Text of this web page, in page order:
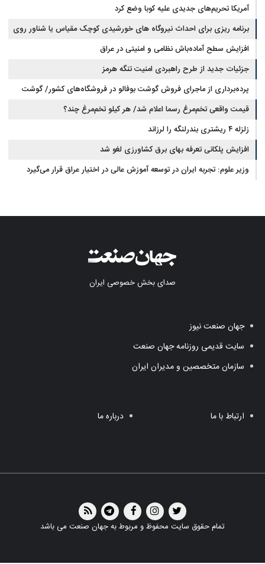
آمریکا تحریم‌های جدیدی علیه کوبا وضع کرد
برنامه ریزی برای احداث نیروگاه های خورشیدی کوچک مقیاس یا شناور روی
آب در مازندران
افزایش سطح آماده‌باش نظامی و امنیتی در عراق
جزئیات جدید از طرح راهبردی امنیت تنگه هرمز
پرده‌برداری از ماجرای فروش گوشت بوفالو در فروشگاه‌های کشور/ گوشت
بوفالو از کجا وارد می‌شود؟/ هر کیلو بوفالو با چه قیمتی به فروش می‌رود؟
قیمت واقعی تخم‌مرغ رسما اعلام شد/ هر کیلو تخم‌مرغ چند؟
زلزله ۴ ریشتری بندرلنگه را لرزاند
افزایش پلکانی تعرفه بهای برق کشاورزی لغو شد
وزیر علوم: تجربه ایران در توسعه آموزش عالی در اختیار عراق قرار می‌گیرد
صدای بخش خصوصی ایران
جهان صنعت نیوز
سایت قدیمی روزنامه جهان صنعت
سازمان متخصصین و مدیران ایران
ارتباط با ما درباره ما
تمام حقوق سایت محفوظ و مربوط به جهان صنعت می باشد